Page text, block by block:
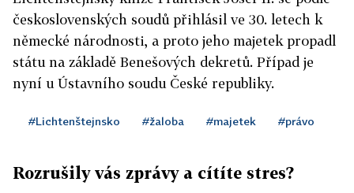
československých soudů přihlásil ve 30. letech k
německé národnosti, a proto jeho majetek propadl
státu na základě Benešových dekretů. Případ je
nyní u Ústavního soudu České republiky.
#Lichtenštejnsko #žaloba #majetek #právo
Rozrušily vás zprávy a cítíte stres?